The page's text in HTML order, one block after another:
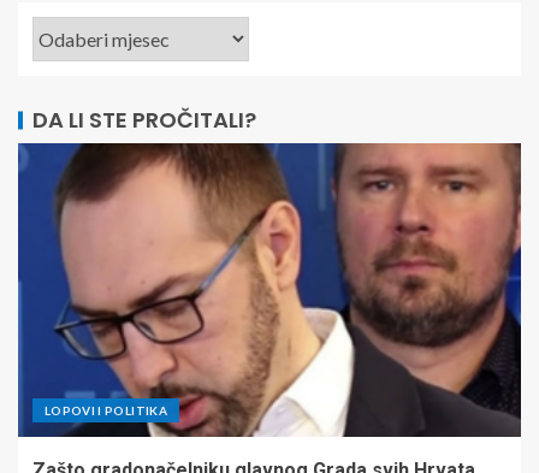
DA LI STE PROČITALI?
LOPOVI I POLITIKA